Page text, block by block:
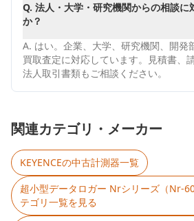
Q. 法人・大学・研究機関からの相談に
か？
A. はい。企業、大学、研究機関、開発
買取査定に対応しています。見積書、
法人取引書類もご相談ください。
関連カテゴリ・メーカー
KEYENCEの中古計測器一覧
超小型データロガー Nrシリーズ（Nr-
テゴリ一覧を見る